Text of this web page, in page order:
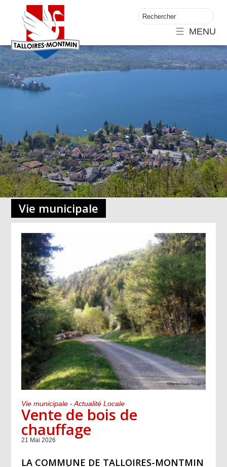
MENU
Vie municipale
Vie municipale - Actualité Locale
Vente de bois de
chauffage
21 Mai 2026
LA COMMUNE DE TALLOIRES-MONTMIN